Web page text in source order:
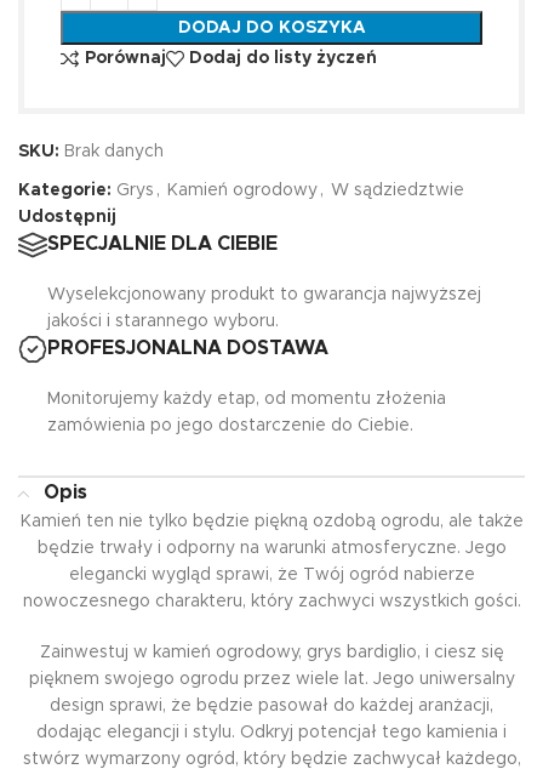
DODAJ DO KOSZYKA
Porównaj
Dodaj do listy życzeń
SKU: Brak danych
Kategorie: Grys , Kamień ogrodowy , W sądziedztwie
Udostępnij
SPECJALNIE DLA CIEBIE
Wyselekcjonowany produkt to gwarancja najwyższej
jakości i starannego wyboru.
PROFESJONALNA DOSTAWA
Monitorujemy każdy etap, od momentu złożenia
zamówienia po jego dostarczenie do Ciebie.
Opis
Kamień ten nie tylko będzie piękną ozdobą ogrodu, ale także
będzie trwały i odporny na warunki atmosferyczne. Jego
elegancki wygląd sprawi, że Twój ogród nabierze
nowoczesnego charakteru, który zachwyci wszystkich gości.
Zainwestuj w kamień ogrodowy, grys bardiglio, i ciesz się
pięknem swojego ogrodu przez wiele lat. Jego uniwersalny
design sprawi, że będzie pasował do każdej aranżacji,
dodając elegancji i stylu. Odkryj potencjał tego kamienia i
stwórz wymarzony ogród, który będzie zachwycał każdego,